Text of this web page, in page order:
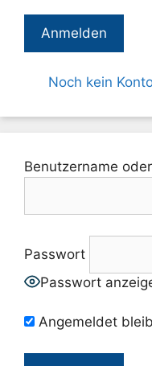
Noch kein
Benutzername
Passwort
Passwort
Angemeldet